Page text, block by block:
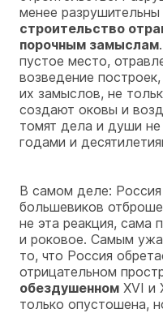
менее
строительство
порочным замыслам
пустое место,
возведение
их замыслов, не
создают оковы и
томят дела и души
годами и
В самом деле:
большевиков
не эта реакция, сама
и роковое. Самым
то, что Россия
отрицательном
обездушенном XVI и
только опустошена,